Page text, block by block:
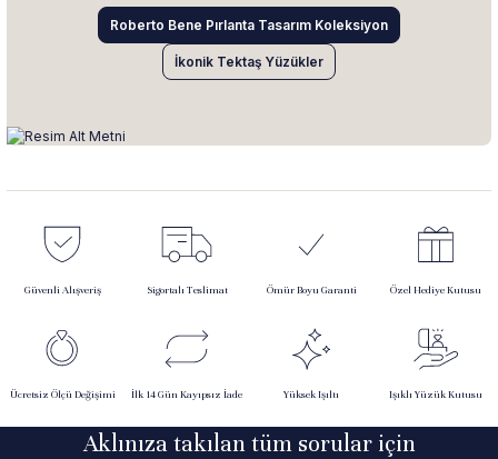
Roberto Bene Pırlanta Tasarım Koleksiyon
İkonik Tektaş Yüzükler
Güvenli Alışveriş Sigortalı Teslimat Ömür Boyu Garanti Özel Hediye Kutusu
Ücretsiz Ölçü Değişimi İlk 14 Gün Kayıpsız İade Yüksek Işıltı Işıklı Yüzük Kutusu
Aklınıza takılan tüm sorular için